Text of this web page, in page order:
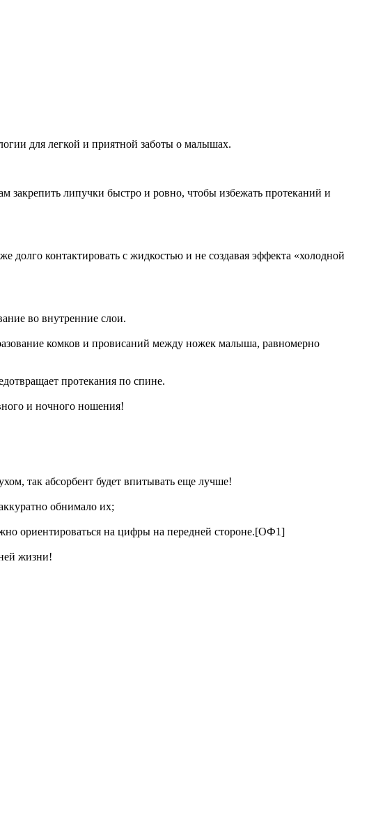
для легкой и приятной заботы о малышах.
липучки быстро и ровно, чтобы избежать протеканий и
контактировать с жидкостью и не создавая эффекта «холодной
во внутренние слои.
комков и провисаний между ножек малыша, равномерно
протекания по спине.
и ночного ношения!
так абсорбент будет впитывать еще лучше!
обнимало их;
ориентироваться на цифры на передней стороне.[ОФ1]
жизни!